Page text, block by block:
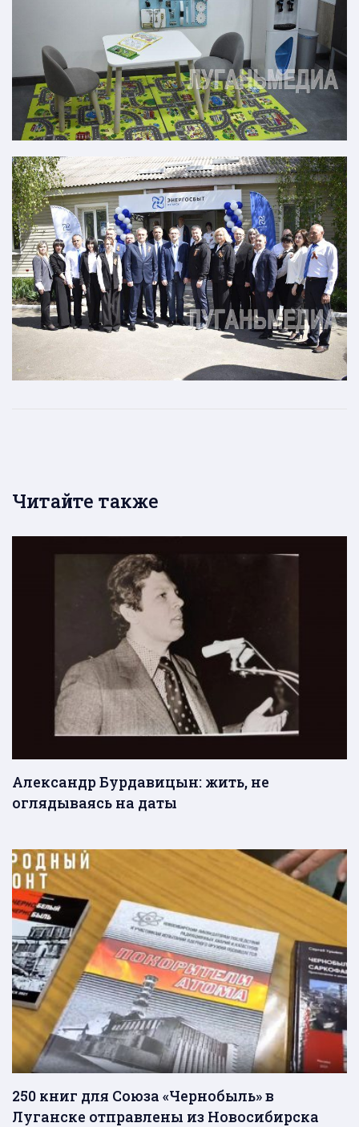
Читайте также
Александр Бурдавицын: жить, не
оглядываясь на даты
250 книг для Союза «Чернобыль» в
Луганске отправлены из Новосибирска